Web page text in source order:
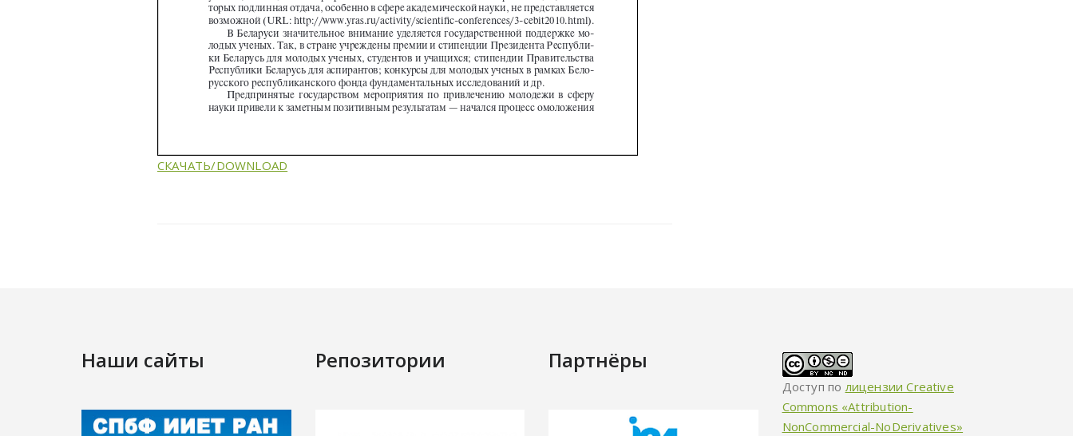
СКАЧАТЬ/DOWNLOAD
Наши сайты Репозитории Партнёры
Доступ по лицензии Creative
Commons «Attribution-
NonCommercial-NoDerivatives»